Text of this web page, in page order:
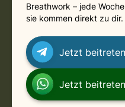
Breathwork – jede
sie kommen direkt zu dir.
Jetzt beitreten
Jetzt beitreten